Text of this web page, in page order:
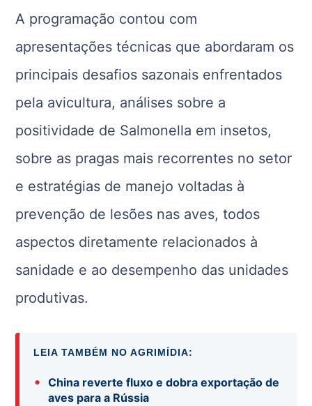
A programação contou com
apresentações técnicas que abordaram os
principais desafios sazonais enfrentados
pela avicultura, análises sobre a
positividade de Salmonella em insetos,
sobre as pragas mais recorrentes no setor
e estratégias de manejo voltadas à
prevenção de lesões nas aves, todos
aspectos diretamente relacionados à
sanidade e ao desempenho das unidades
produtivas.
LEIA TAMBÉM NO AGRIMÍDIA:
•
China reverte fluxo e dobra exportação de
aves para a Rússia